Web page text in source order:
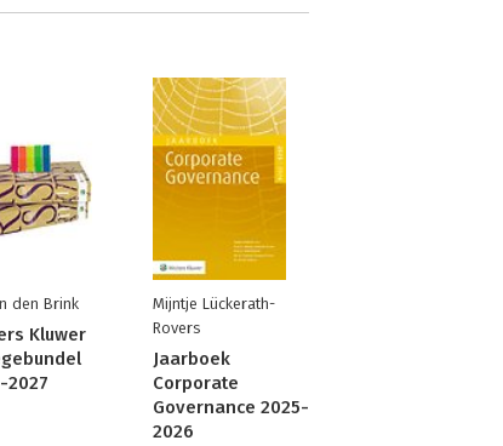
den Brink
Kluwer
2027
Mijntje Lückerath-
Rovers
Jaarboek
Corporate
Governance 2025-
2026